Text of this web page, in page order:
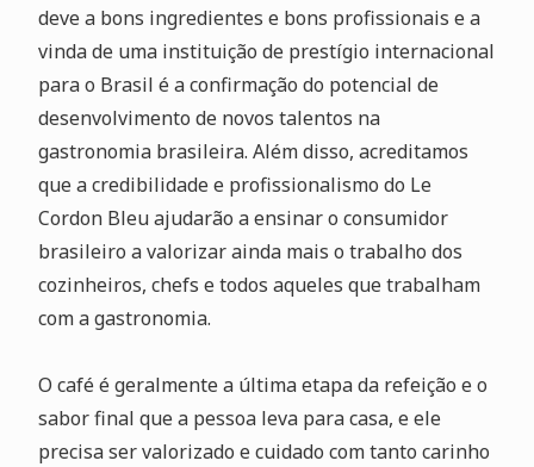
deve a bons ingredientes e bons profissionais e a
vinda de uma instituição de prestígio internacional
para o Brasil é a confirmação do potencial de
desenvolvimento de novos talentos na
gastronomia brasileira. Além disso, acreditamos
que a credibilidade e profissionalismo do Le
Cordon Bleu ajudarão a ensinar o consumidor
brasileiro a valorizar ainda mais o trabalho dos
cozinheiros, chefs e todos aqueles que trabalham
com a gastronomia.
O café é geralmente a última etapa da refeição e o
sabor final que a pessoa leva para casa, e ele
precisa ser valorizado e cuidado com tanto carinho